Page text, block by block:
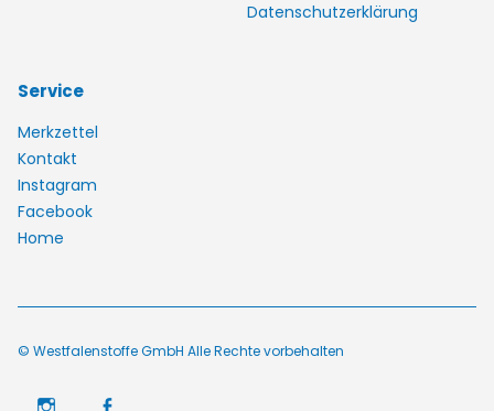
Datenschutzerklärung
Service
Merkzettel
Kontakt
Instagram
Facebook
Home
© Westfalenstoffe GmbH Alle Rechte vorbehalten